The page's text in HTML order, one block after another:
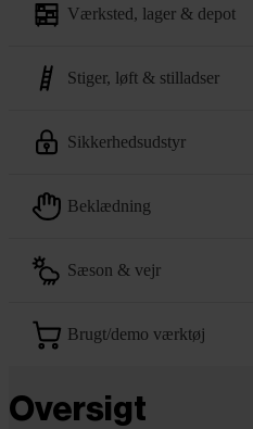
værksted, lager & depot
stiger, løft & stilladser
sikkerhedsudstyr
beklædning
sæson & vejr
brugt/demo værktøj
Oversigt